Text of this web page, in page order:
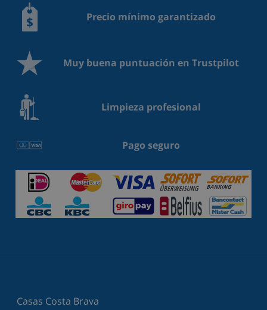
Precio mínimo garantizado
Muy buena puntuación en Trustpilot
Limpieza profesional
Pago seguro
Casas Costa Brava